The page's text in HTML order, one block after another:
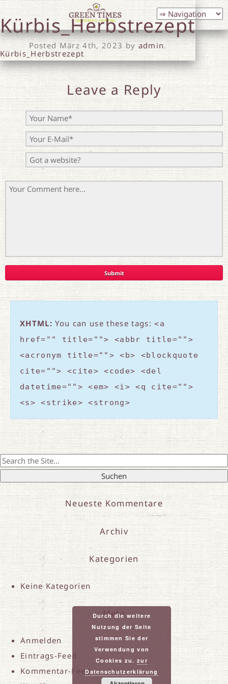
Kürbis_Herbstrezept
PostedMärz 4th, 2023byadmin.
Kürbis_Herbstrezept
Leave a Reply
XHTML: You can use these tags:<a
href="" title=""> <abbr title="">
<acronym title=""> <b> <blockquote
cite=""> <cite> <code> <del
datetime=""> <em> <i> <q cite="">
<s> <strike> <strong>
Search
Neueste Kommentare
Archiv
Kategorien
Keine Kategorien
Meta
Anmelden
Eintrags-Feed
Kommentar-Feed
Durch die weitere
Nutzung der Seite
stimmen Sie der
Verwendung von
Cookies zu. zur
Datenschutzerklärung